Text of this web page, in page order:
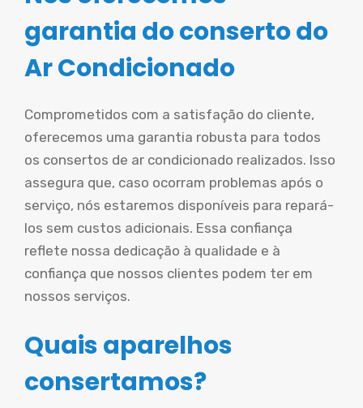
garantia do conserto do
Ar Condicionado
Comprometidos com a satisfação do cliente,
oferecemos uma garantia robusta para todos
os consertos de ar condicionado realizados. Isso
assegura que, caso ocorram problemas após o
serviço, nós estaremos disponíveis para repará-
los sem custos adicionais. Essa confiança
reflete nossa dedicação à qualidade e à
confiança que nossos clientes podem ter em
nossos serviços.
Quais aparelhos
consertamos?